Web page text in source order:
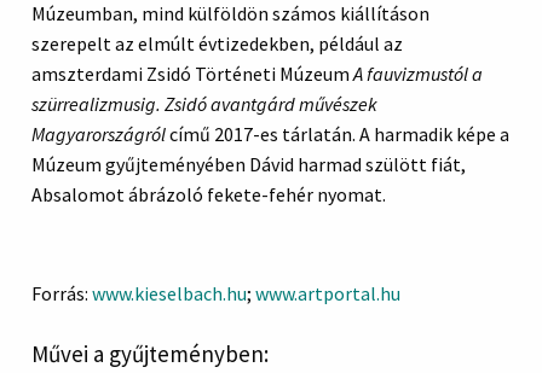
Múzeumban, mind külföldön számos kiállításon
szerepelt az elmúlt évtizedekben, például az
amszterdami Zsidó Történeti MúzeumA fauvizmustól a
szürrealizmusig. Zsidó avantgárd művészek
Magyarországrólcímű 2017-es tárlatán. A harmadik képe a
Múzeum gyűjteményében Dávid harmad szülött fiát,
Absalomot ábrázoló fekete-fehér nyomat.
Forrás: www.kieselbach.hu; www.artportal.hu
Művei a gyűjteményben: